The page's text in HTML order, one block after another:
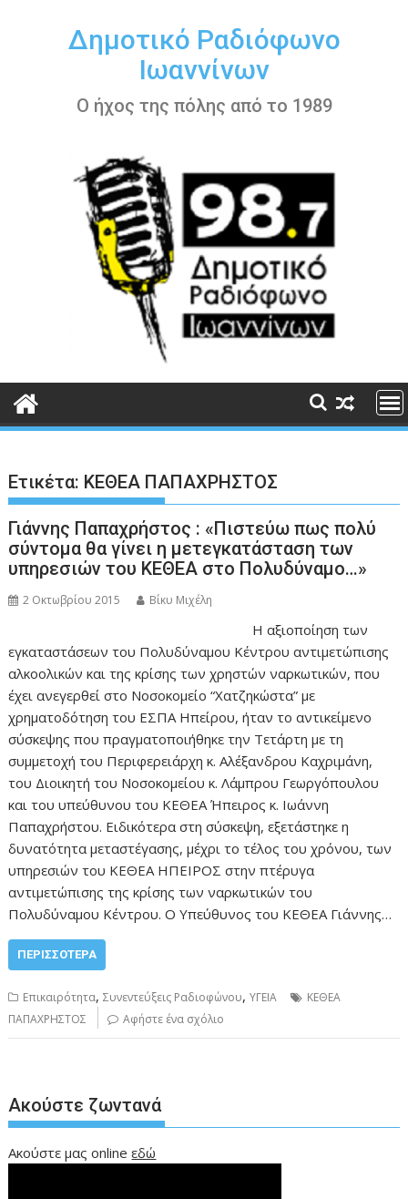
περιεχόμενοΔημοτικό Ραδιόφωνο
Ιωαννίνων
Ο ήχος της πόλης από το 1989
Ετικέτα: ΚΕΘΕΑ ΠΑΠΑΧΡΗΣΤΟΣ
Γιάννης Παπαχρήστος : «Πιστεύω πως πολύ
σύντομα θα γίνει η μετεγκατάσταση των
υπηρεσιών του ΚΕΘΕΑ στο Πολυδύναμο…»
2 Οκτωβρίου 2015 Βίκυ Μιχέλη
Η αξιοποίηση των
εγκαταστάσεων του Πολυδύναμου Κέντρου αντιμετώπισης
αλκοολικών και της κρίσης των χρηστών ναρκωτικών, που
έχει ανεγερθεί στο Νοσοκομείο “Χατζηκώστα” με
χρηματοδότηση του ΕΣΠΑ Ηπείρου, ήταν το αντικείμενο
σύσκεψης που πραγματοποιήθηκε την Τετάρτη με τη
συμμετοχή του Περιφερειάρχη κ. Αλέξανδρου Καχριμάνη,
του Διοικητή του Νοσοκομείου κ. Λάμπρου Γεωργόπουλου
και του υπεύθυνου του ΚΕΘΕΑ Ήπειρος κ. Ιωάννη
Παπαχρήστου. Ειδικότερα στη σύσκεψη, εξετάστηκε η
δυνατότητα μεταστέγασης, μέχρι το τέλος του χρόνου, των
υπηρεσιών του ΚΕΘΕΑ ΗΠΕΙΡΟΣ στην πτέρυγα
αντιμετώπισης της κρίσης των ναρκωτικών του
Πολυδύναμου Κέντρου. Ο Υπεύθυνος του ΚΕΘΕΑ Γιάννης…
ΠΕΡΙΣΣΌΤΕΡΑ
Επικαιρότητα,Συνεντεύξεις Ραδιοφώνου,ΥΓΕΙΑ
ΚΕΘΕΑ
ΠΑΠΑΧΡΗΣΤΟΣ
Αφήστε ένα σχόλιο
Ακούστε ζωντανά
Ακούστε μας onlineεδώ